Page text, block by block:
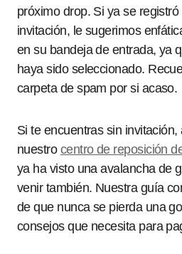
próximo drop. Si ya se
invitación, le sugerimos
en su bandeja de entrada, ya
haya sido seleccionado.
carpeta de spam por si acaso.
Si te encuentras sin
nuestro centro de reposición
ya ha visto una avalancha de
venir también. Nuestra guía
de que nunca se pierda una
consejos que necesita para